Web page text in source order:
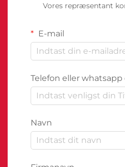
Vores repræsentant
E-mail
Telefon eller
Navn